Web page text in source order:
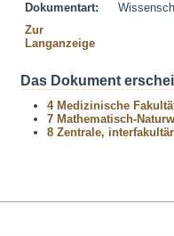
Dokumentart:
Zur
Langanzeige
Das Dokument
4 Medizinische
7 Mathematisch-
8 Zentrale,